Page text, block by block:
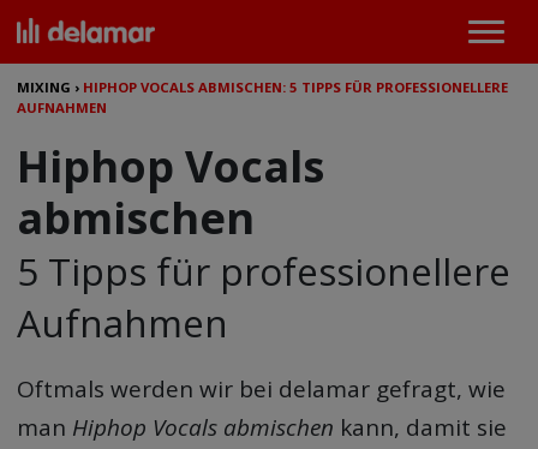
MIXING › HIPHOP VOCALS ABMISCHEN: 5 TIPPS FÜR PROFESSIONELLERE
AUFNAHMEN
Hiphop Vocals
abmischen
5 Tipps für professionellere
Aufnahmen
Oftmals werden wir bei delamar gefragt, wie
man Hiphop Vocals abmischen kann, damit sie